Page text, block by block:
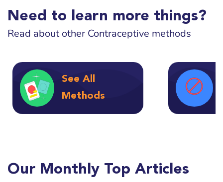
Need to learn more things?
Read about other Contraceptive methods
See All
Methods
Our Monthly Top Articles